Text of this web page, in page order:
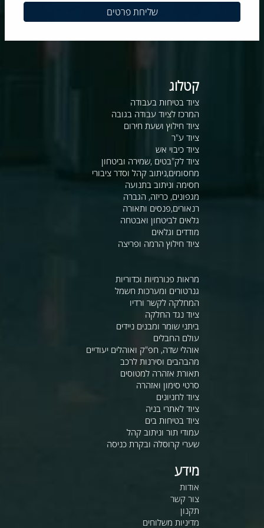
קטלוג
ציוד בטיחות בעבודה
המרכז לציוד עבודה בגובה
ציוד חילוץ ושעת חירום
ציוד ע"ר
ציוד כיבוי אש
ציוד לק"בטים ,שמירה וביטחון
מחסומים,ניתוב קהל וסדר ציבורי
חסימה וניתוב בתנועה
מגפונים, כריזה, הגברה
רנאורים,פנסים ותאורה
גלאים לביטחון ואבטחה
מודדים וגלאים
ציוד חילוץ הרמה ופריצה
מראות פנורמיות וכדוריות
גנרטורים ומערכות חשמל
המחלקה לקשר ורדיו
ציוד נגד החלקה
ביתני שומר ומבנים ניידים
עולם החבלים
אוהלי שדה, חפ"ק ואוהלים יעודיים
מהבהבים וסירנות לרכב
תאורת אזהרה למטוסים
סרטי סימון ואזהרה
ציוד לחניונים
ציוד לאתרי בניה
ציוד בטיחות בים
עמודי תור וניתוב קהל
שערי קרוסלה ובקרת כניסה
מידע
אודות
צור קשר
תקנון
מדיניות משלוחים